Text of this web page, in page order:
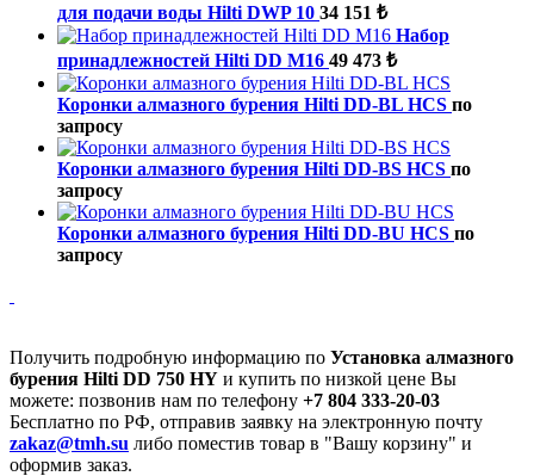
для подачи воды Hilti DWP 10 34 151 ₺
Набор
принадлежностей Hilti DD M16 49 473 ₺
Коронки алмазного бурения Hilti DD-BL HCS по
запросу
Коронки алмазного бурения Hilti DD-BS HCS по
запросу
Коронки алмазного бурения Hilti DD-BU HCS по
запросу
Получить подробную информацию по Установка алмазного
бурения Hilti DD 750 HY и купить по низкой цене Вы
можете: позвонив нам по телефону +7 804 333-20-03
Бесплатно по РФ, отправив заявку на электронную почту
zakaz@tmh.su либо поместив товар в "Вашу корзину" и
оформив заказ.